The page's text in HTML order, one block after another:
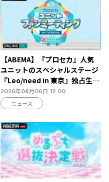
【ABEMA】『プロセカ』人気
ユニットのスペシャルステージ
『Leo/need in 東京』独占生放
送決定…ショートライブや生ア
フレコも
2026年08月06日 12:00
ニュース